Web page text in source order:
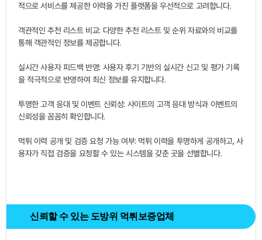
적으로 서비스를 제공한 이력을 가진 플랫폼을 우선적으로 고려합니다.
객관적인 추천 리스트 비교: 다양한 추천 리스트 및 순위 자료와의 비교를
통해 객관적인 정보를 제공합니다.
실시간 사용자 피드백 반영: 사용자 후기 기반의 실시간 신고 및 평가 기록
을 적극적으로 반영하여 최신 정보를 유지합니다.
투명한 고객 응대 및 이벤트 신뢰성: 사이트의 고객 응대 방식과 이벤트의
신뢰성을 꼼꼼히 확인합니다.
먹튀 이력 공개 및 검증 요청 가능 여부: 먹튀 이력을 투명하게 공개하고, 사
용자가 직접 검증을 요청할 수 있는 시스템을 갖춘 곳을 선별합니다.
신뢰할 수 있는 도방위 먹튀보증업체